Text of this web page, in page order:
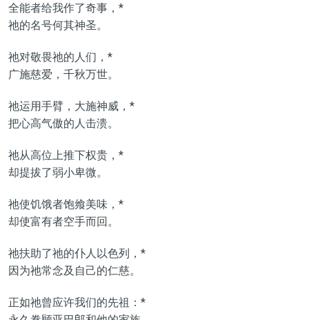
全能者给我作了奇事，*
祂的名号何其神圣。
祂对敬畏祂的人们，*
广施慈爱，千秋万世。
祂运用手臂，大施神威，*
把心高气傲的人击溃。
祂从高位上推下权贵，*
却提拔了弱小卑微。
祂使饥饿者饱飨美味，*
却使富有者空手而回。
祂扶助了祂的仆人以色列，*
因为祂常念及自己的仁慈。
正如祂曾应许我们的先祖：*